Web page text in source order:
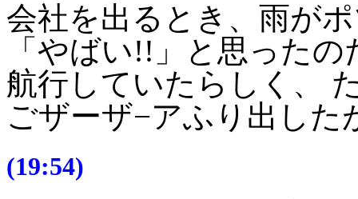
会社を出るとき、雨が
「やばい!!」と思った
航行していたらしく、
ごザーザ−アふり出した
(19:54)